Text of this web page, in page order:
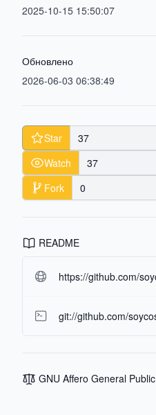
2025-10-15 15:50:07
Обновлено
2026-06-03 06:38:49
Star
37
Watch
37
Fork
0
README
GNU Affero General